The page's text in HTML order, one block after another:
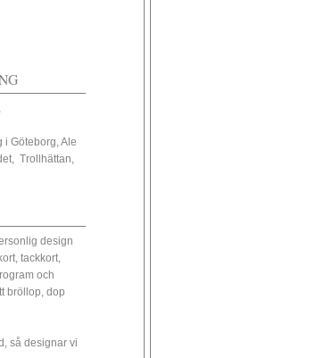
i Göteborg, Ale
Trollhättan,
design
tackkort,
och
bröllop, dop
så designar vi